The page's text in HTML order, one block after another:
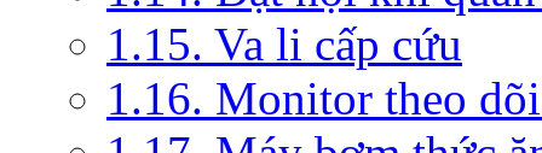
1.15. Va li cấp cứu
1.16. Monitor theo